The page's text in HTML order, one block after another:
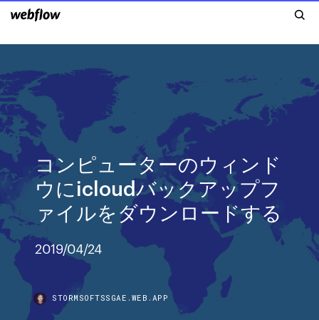
コンピューターのウィンド
ウにicloudバックアップフ
ァイルをダウンロードする
2019/04/24
STORMSOFTSSGAE.WEB.APP